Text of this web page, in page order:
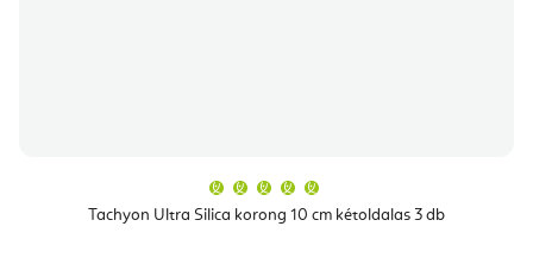
Tachyon Ultra Silica korong 10 cm kétoldalas 3 db
átlagos
értékelése